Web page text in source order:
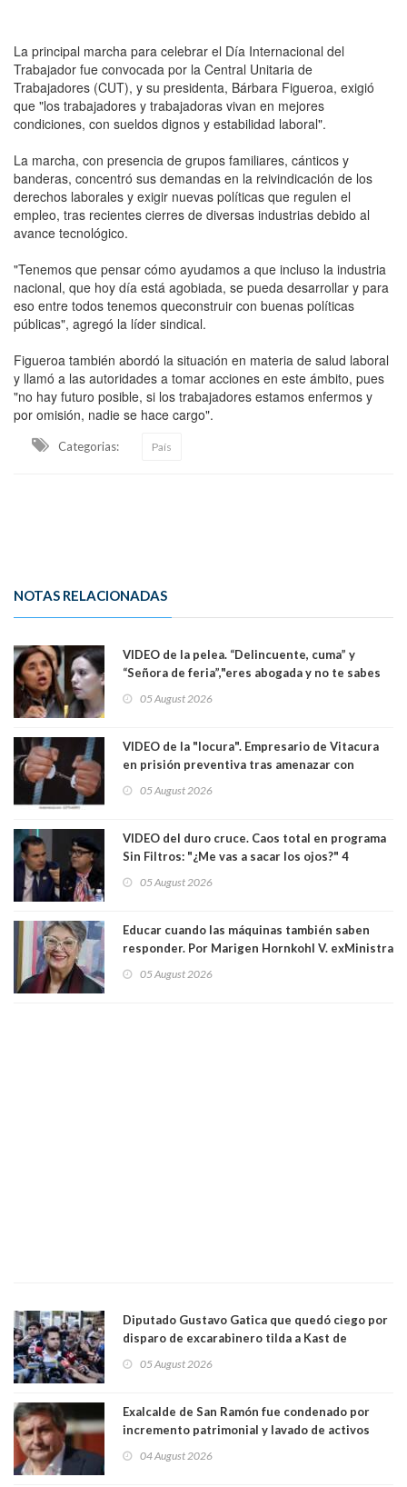
La principal marcha para celebrar el Día Internacional del
Trabajador fue convocada por la Central Unitaria de
Trabajadores (CUT), y su presidenta, Bárbara Figueroa, exigió
que "los trabajadores y trabajadoras vivan en mejores
condiciones, con sueldos dignos y estabilidad laboral".
La marcha, con presencia de grupos familiares, cánticos y
banderas, concentró sus demandas en la reivindicación de los
derechos laborales y exigir nuevas políticas que regulen el
empleo, tras recientes cierres de diversas industrias debido al
avance tecnológico.
"Tenemos que pensar cómo ayudamos a que incluso la industria
nacional, que hoy día está agobiada, se pueda desarrollar y para
eso entre todos tenemos queconstruir con buenas políticas
públicas", agregó la líder sindical.
Figueroa también abordó la situación en materia de salud laboral
y llamó a las autoridades a tomar acciones en este ámbito, pues
"no hay futuro posible, si los trabajadores estamos enfermos y
por omisión, nadie se hace cargo".
Categorias: País
NOTAS RELACIONADAS
VIDEO de la pelea. “Delincuente, cuma” y
“Señora de feria”,"eres abogada y no te sabes
senadoras Camila Flores y Fabiola Campillai en
05 August 2026
VIDEO de la "locura". Empresario de Vitacura
en prisión preventiva tras amenazar con
Los persiguió en potente camioneta
05 August 2026
VIDEO del duro cruce. Caos total en programa
Sin Filtros: "¿Me vas a sacar los ojos?" 4
excarabinero que dejó ciego a Gustavo Gatica:
05 August 2026
Educar cuando las máquinas también saben
responder. Por Marigen Hornkohl V. exMinistra
05 August 2026
Diputado Gustavo Gatica que quedó ciego por
disparo de excarabinero tilda a Kast de
absolución del exuniformado. Presidente DC
05 August 2026
Exalcalde de San Ramón fue condenado por
incremento patrimonial y lavado de activos
04 August 2026